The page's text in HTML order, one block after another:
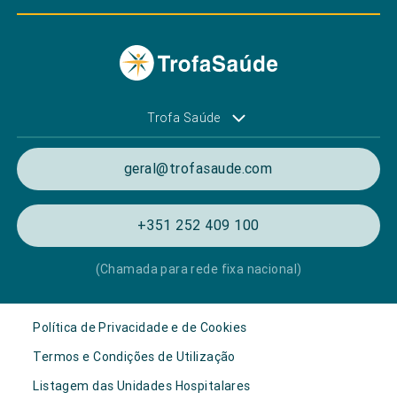
Trofa Saúde
geral@trofasaude.com
+351 252 409 100
(Chamada para rede fixa nacional)
Política de Privacidade e de Cookies
Termos e Condições de Utilização
Listagem das Unidades Hospitalares